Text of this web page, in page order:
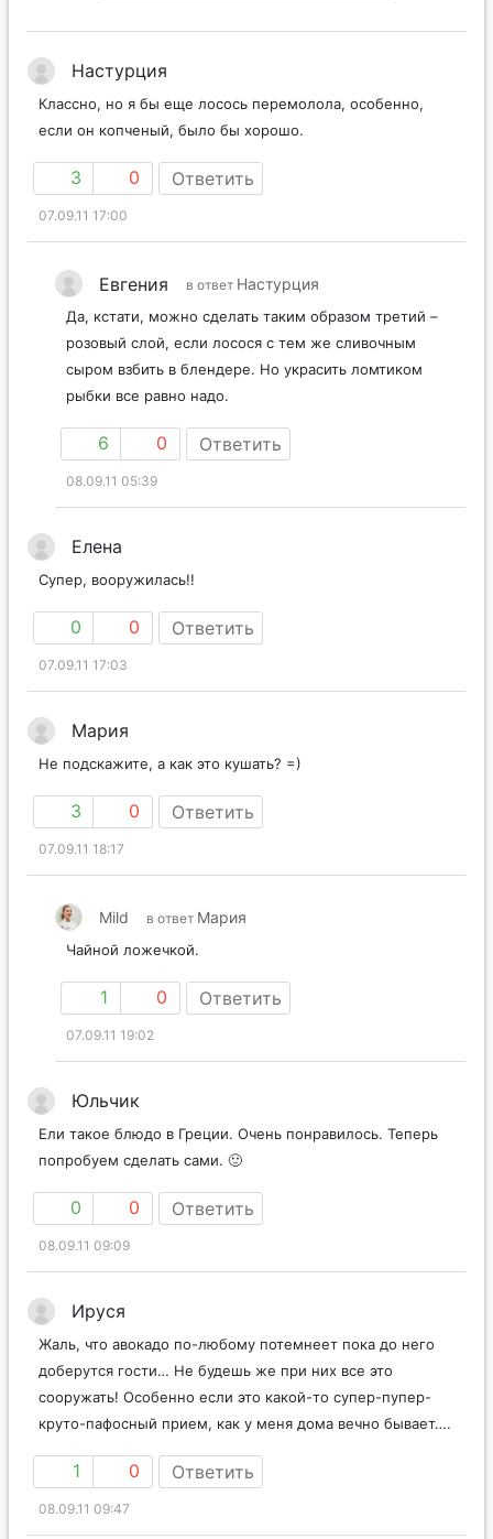
Настурция
Классно, но я бы еще лосось перемолола, особенно,
если он копченый, было бы хорошо.
3 0 Ответить
07.09.11 17:00
Евгения в ответ Настурция
Да, кстати, можно сделать таким образом третий –
розовый слой, если лосося с тем же сливочным
сыром взбить в блендере. Но украсить ломтиком
рыбки все равно надо.
6 0 Ответить
08.09.11 05:39
Елена
Супер, вооружилась!!
0 0 Ответить
07.09.11 17:03
Мария
Не подскажите, а как это кушать? =)
3 0 Ответить
07.09.11 18:17
Mild в ответ Мария
Чайной ложечкой.
1 0 Ответить
07.09.11 19:02
Юльчик
Ели такое блюдо в Греции. Очень понравилось. Теперь
попробуем сделать сами. 🙂
0 0 Ответить
08.09.11 09:09
Ируся
Жаль, что авокадо по-любому потемнеет пока до него
доберутся гости… Не будешь же при них все это
сооружать! Особенно если это какой-то супер-пупер-
круто-пафосный прием, как у меня дома вечно бывает….
1 0 Ответить
08.09.11 09:47